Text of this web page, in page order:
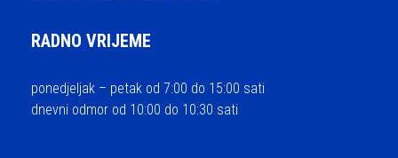
RADNO VRIJEME
ponedjeljak – petak od 7:00 do 15:00 sati
dnevni odmor od 10:00 do 10:30 sati